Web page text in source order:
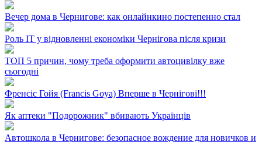
Вечер дома в Чернигове: как онлайнкино постепенно стал
Роль ІТ у відновленні економіки Чернігова після кризи
ТОП 5 причин, чому треба оформити автоцивілку вже
сьогодні
Френсіс Гойя (Francis Goya) Вперше в Чернігові!!!
Як аптеки "Подорожник" вбивають Українців
Автошкола в Чернигове: безопасное вождение для новичков и